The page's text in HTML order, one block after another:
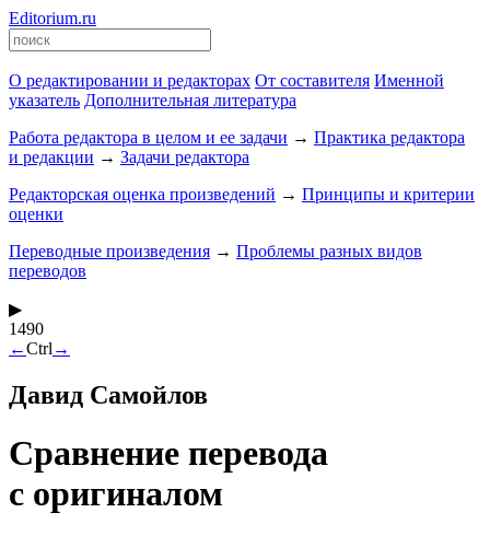
Editorium.ru
О редактировании и редакторах От составителя Именной
указатель Дополнительная литература
Работа редактора в целом и ее задачи → Практика редактора
и редакции → Задачи редактора
Редакторская оценка произведений → Принципы и критерии
оценки
Переводные произведения → Проблемы разных видов
переводов
▶
1490
←Ctrl →
Давид Самойлов
Сравнение перевода
с оригиналом